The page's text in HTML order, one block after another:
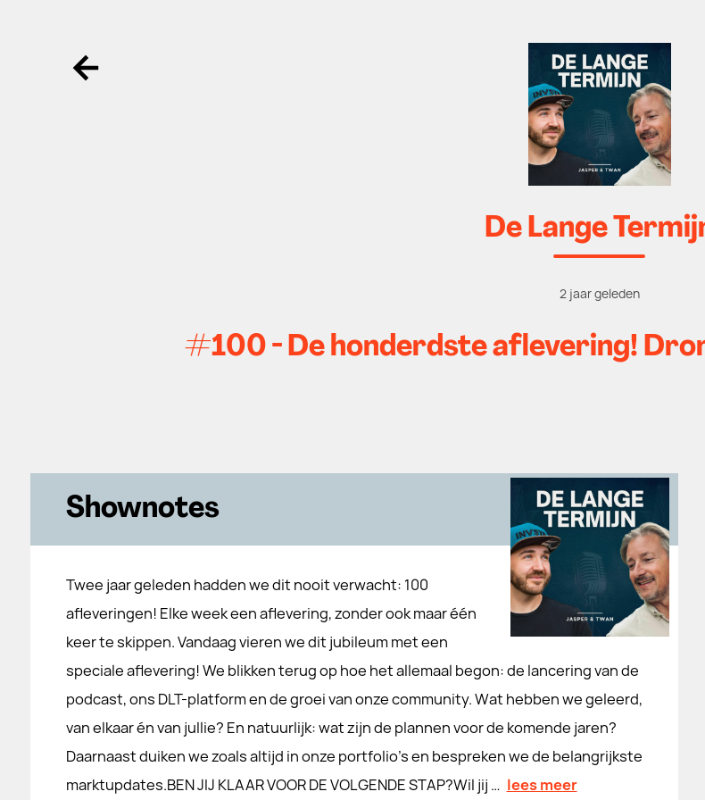
Ga terug
De Lange
2 jaar geleden
#100 - De honderdste aflevering!
Shownotes
Twee jaar geleden hadden we dit nooit verwacht: 100
afleveringen! Elke week een aflevering, zonder ook maar één
keer te skippen. Vandaag vieren we dit jubileum met een
speciale aflevering! We blikken terug op hoe het allemaal begon: de lancering van de
podcast, ons DLT-platform en de groei van onze community. Wat hebben we geleerd,
van elkaar én van jullie? En natuurlijk: wat zijn de plannen voor de komende jaren?
Daarnaast duiken we zoals altijd in onze portfolio’s en bespreken we de belangrijkste
marktupdates.BEN JIJ KLAAR VOOR DE VOLGENDE STAP?Wil jij … lees meer